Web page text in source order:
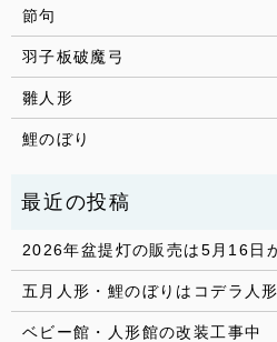
節句
羽子板破魔弓
雛人形
鯉のぼり
2026年盆提灯の販売は5月16日
五月人形・鯉のぼりはコデラ人
ベビー館・人形館の改装工事中